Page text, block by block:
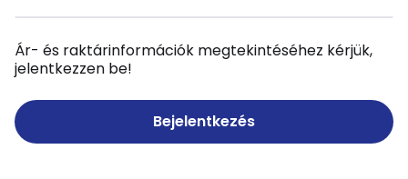
Ár- és raktárinformációk megtekintéséhez kérjük,
jelentkezzen be!
Bejelentkezés